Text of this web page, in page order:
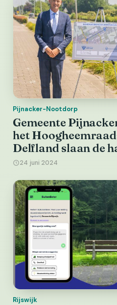
Pijnacker-Nootdorp
Gemeente
het
Delfland slaan de
24 juni 2024
Rijswijk